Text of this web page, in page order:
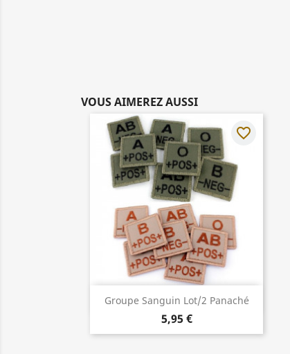
VOUS AIMEREZ AUSSI
Groupe Sanguin Lot/2 Panaché
5,95 €
Aperçu rapide
favorite_border